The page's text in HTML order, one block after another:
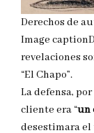
Derechos de
Image caption
revelaciones
“El Chapo”.
La defensa,
cliente era “un
desestimara